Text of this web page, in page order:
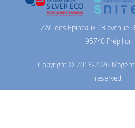
ZAC des Epineaux 13 avenue
95740 Frépillon
Copyright © 2013-2026
reserved.